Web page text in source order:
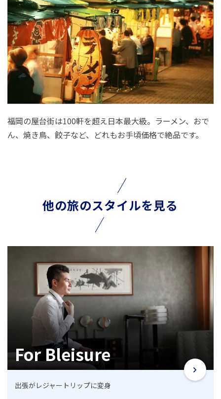
福岡の屋台街は100軒を超え日本最大級。ラーメン、おで
ん、焼き鳥、餃子など、どれもお手頃価格で絶品です。
他の旅のスタイルを見る
For Bleisure
出張がレジャートリップに変身